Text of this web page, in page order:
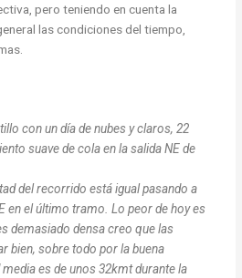
pero teniendo en cuenta la
las condiciones del tiempo,
con un día de nubes y claros, 22
suave de cola en la salida NE de
del recorrido está igual pasando a
en el último tramo. Lo peor de hoy es
demasiado densa creo que las
bien, sobre todo por la buena
es de unos 32kmt durante la